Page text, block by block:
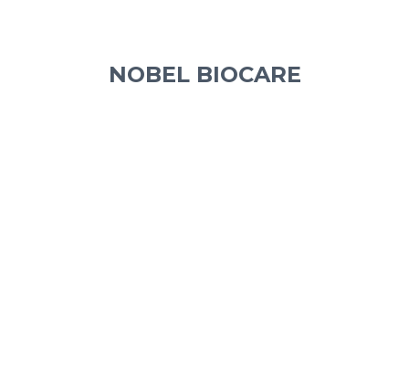
NOBEL BIOCARE